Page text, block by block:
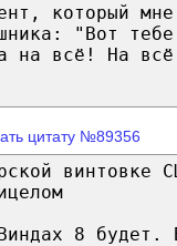
который
"Вот
на всё! На
цитату №89356
винтовке
8 будет.